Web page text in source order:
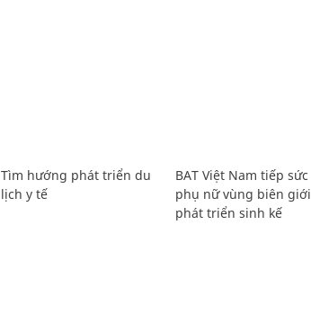
Tìm hướng phát triển du
lịch y tế
BAT Việt Nam tiếp sức
phụ nữ vùng biên giới
phát triển sinh kế